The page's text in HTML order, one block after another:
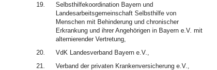
19.
Selbsthilfekoordination Bayern und
Landesarbeitsgemeinschaft Selbsthilfe von
Menschen mit Behinderung und chronischer
Erkrankung und ihrer Angehörigen in Bayern e.V. mit
alternierender Vertretung,
20.
VdK Landesverband Bayern e.V.,
21.
Verband der privaten Krankenversicherung e.V.,